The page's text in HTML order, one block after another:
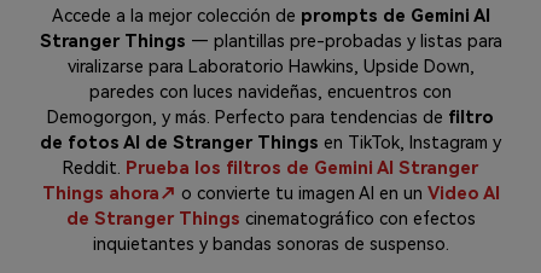
Accede a la mejor colección de prompts de Gemini AI
Stranger Things — plantillas pre-probadas y listas para
viralizarse para Laboratorio Hawkins, Upside Down,
paredes con luces navideñas, encuentros con
Demogorgon, y más. Perfecto para tendencias de filtro
de fotos AI de Stranger Things en TikTok, Instagram y
Reddit. Prueba los filtros de Gemini AI Stranger
Things ahora↗ o convierte tu imagen AI en un Video AI
de Stranger Things cinematográfico con efectos
inquietantes y bandas sonoras de suspenso.